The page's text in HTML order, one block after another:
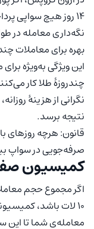
۱۴ روز هیچ سواپی
نگه‌داری معامله
بهره برای معاملات
این ویژگی به‌ویژه
چندروزهٔ طلا کار
نگرانی از هزینهٔ
نتیجه برسد.
قانون: هرچه روزهای
صرفه‌جویی در سواپ
کمیسیون صفر تا
اگر مجموع حجم
۱۰ لات باشد،
معامله‌ی شما تا